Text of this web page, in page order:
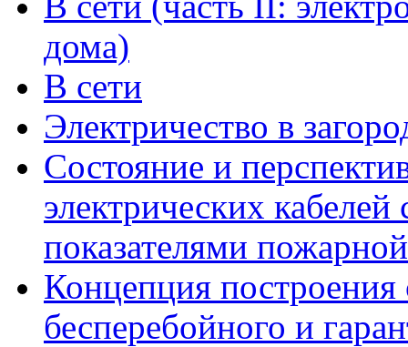
дома)
В сети
Электричество в
Состояние и
электрических
показателями
Концепция построения
бесперебойного и